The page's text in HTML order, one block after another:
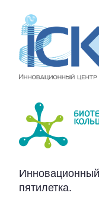
пятилетка.